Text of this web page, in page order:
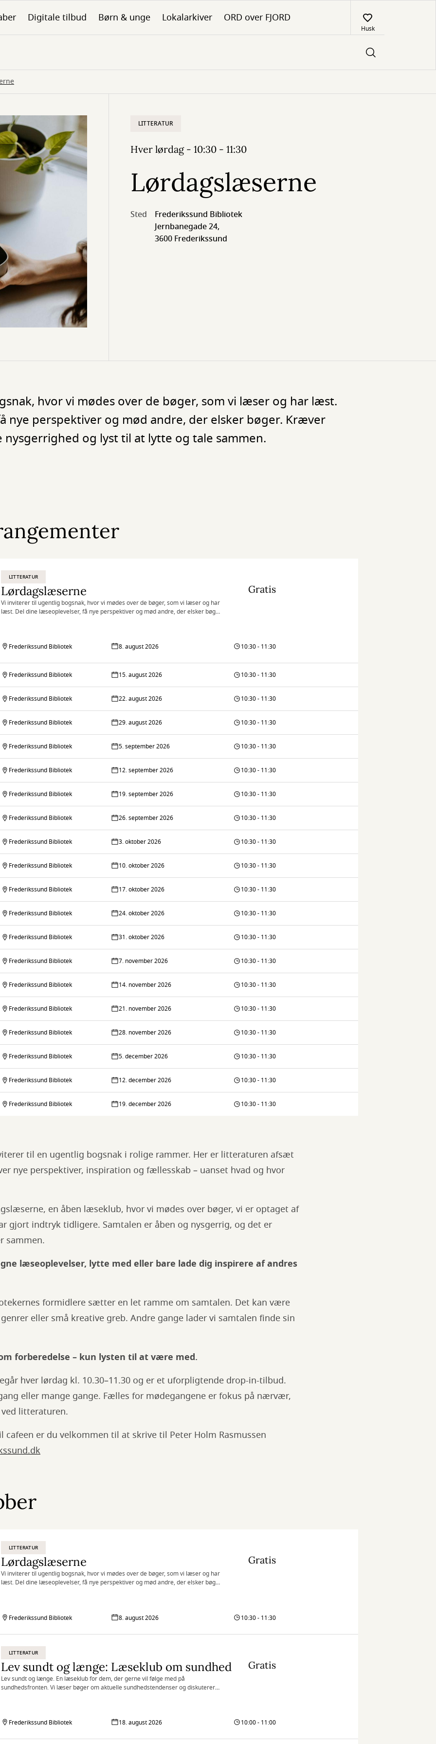
Digitale tilbud Børn & unge Lokalarkiver ORD over FJORD
Husk
LITTERATUR
Hver lørdag - 10:30 - 11:30
Lørdagslæserne
Sted
Frederikssund Bibliotek
Jernbanegade 24,
3600 Frederikssund
hvor vi mødes over de bøger, som vi læser og har læst.
nye perspektiver og mød andre, der elsker bøger. Kræver
og lyst til at lytte og tale sammen.
LITTERATUR
Lørdagslæserne
Vi inviterer til ugentlig bogsnak, hvor vi mødes over de bøger, som vi læser og har
læst. Del dine læseoplevelser, få nye perspektiver og mød andre, der elsker bøger.
Gratis
Frederikssund Bibliotek 8. august 2026 10:30 - 11:30
Frederikssund Bibliotek 15. august 2026 10:30 - 11:30
Frederikssund Bibliotek 22. august 2026 10:30 - 11:30
Frederikssund Bibliotek 29. august 2026 10:30 - 11:30
Frederikssund Bibliotek 5. september 2026 10:30 - 11:30
Frederikssund Bibliotek 12. september 2026 10:30 - 11:30
Frederikssund Bibliotek 19. september 2026 10:30 - 11:30
Frederikssund Bibliotek 26. september 2026 10:30 - 11:30
Frederikssund Bibliotek 3. oktober 2026 10:30 - 11:30
Frederikssund Bibliotek 10. oktober 2026 10:30 - 11:30
Frederikssund Bibliotek 17. oktober 2026 10:30 - 11:30
Frederikssund Bibliotek 24. oktober 2026 10:30 - 11:30
Frederikssund Bibliotek 31. oktober 2026 10:30 - 11:30
Frederikssund Bibliotek 7. november 2026 10:30 - 11:30
Frederikssund Bibliotek 14. november 2026 10:30 - 11:30
Frederikssund Bibliotek 21. november 2026 10:30 - 11:30
Frederikssund Bibliotek 28. november 2026 10:30 - 11:30
Frederikssund Bibliotek 5. december 2026 10:30 - 11:30
Frederikssund Bibliotek 12. december 2026 10:30 - 11:30
Frederikssund Bibliotek 19. december 2026 10:30 - 11:30
til en ugentlig bogsnak i rolige rammer. Her er litteraturen afsæt
nye perspektiver, inspiration og fællesskab – uanset hvad og hvor
en åben læseklub, hvor vi mødes over bøger, vi er optaget af
gjort indtryk tidligere. Samtalen er åben og nysgerrig, og det er
sammen.
læseoplevelser, lytte med eller bare lade dig inspirere af andres
formidlere sætter en let ramme om samtalen. Det kan være
eller små kreative greb. Andre gange lader vi samtalen finde sin
forberedelse – kun lysten til at være med.
hver lørdag kl. 10.30–11.30 og er et uforpligtende drop-in-tilbud.
eller mange gange. Fælles for mødegangene er fokus på nærvær,
litteraturen.
cafeen er du velkommen til at skrive til Peter Holm Rasmussen
LITTERATUR
Lørdagslæserne
Vi inviterer til ugentlig bogsnak, hvor vi mødes over de bøger, som vi læser og har
læst. Del dine læseoplevelser, få nye perspektiver og mød andre, der elsker bøger.
Gratis
Frederikssund Bibliotek 8. august 2026 10:30 - 11:30
LITTERATUR
Lev sundt og længe: Læseklub om sundhed
Lev sundt og længe. En læseklub for dem, der gerne vil følge med på
sundhedsfronten. Vi læser bøger om aktuelle sundhedstendenser og diskuterer
Gratis
Frederikssund Bibliotek 18. august 2026 10:00 - 11:00